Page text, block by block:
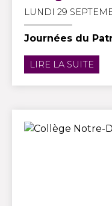
LUNDI 29
Journées du
LIRE LA SUITE